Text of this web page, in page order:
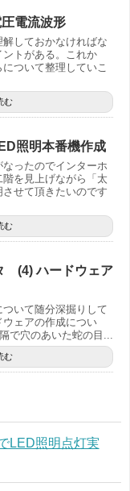
電流波形
しておかなければな
トがある。これか
ついて整理していこ
む
照明本番機作成
ったのでインターホ
を見上げながら「太
せて頂きたいのです
む
(4) ハードウェア
いて随分深掘りして
ェアの作成につい
で穴のあいた蛇の目...
む
LED照明点灯実